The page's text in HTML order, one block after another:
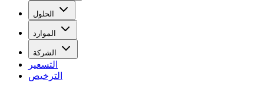
الحلول
الموارد
الشركة
التسعير
الترخيص